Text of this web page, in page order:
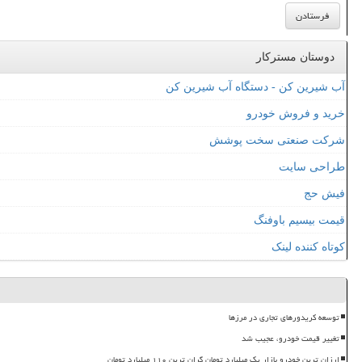
دوستان مسترکار
آب شیرین کن - دستگاه آب شیرین کن
خرید و فروش خودرو
شرکت صنعتی سخت پوشش
طراحی سایت
فیش حج
قیمت بیسیم باوفنگ
کوتاه کننده لینک
توسعه کریدورهای تجاری در مرزها
تغییر قیمت خودرو، عجیب شد